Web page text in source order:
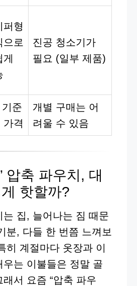
퍼형
으로
진공 청소기가
필요 (일부 제품)
준
가격
개별 구매는 어
려울 수 있음
압축 파우치, 대
핫할까?
는 집, 늘어나는 짐 때문
분, 다들 한 번쯤 느껴보
히 계절마다 옷장과 이
우는 이불들은 정말 골
서 요즘 “압축 파우